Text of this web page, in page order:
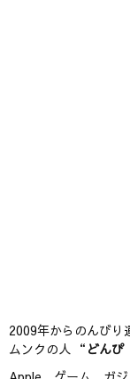
2009年からのんびり
ムンクの人 “ どんぴ